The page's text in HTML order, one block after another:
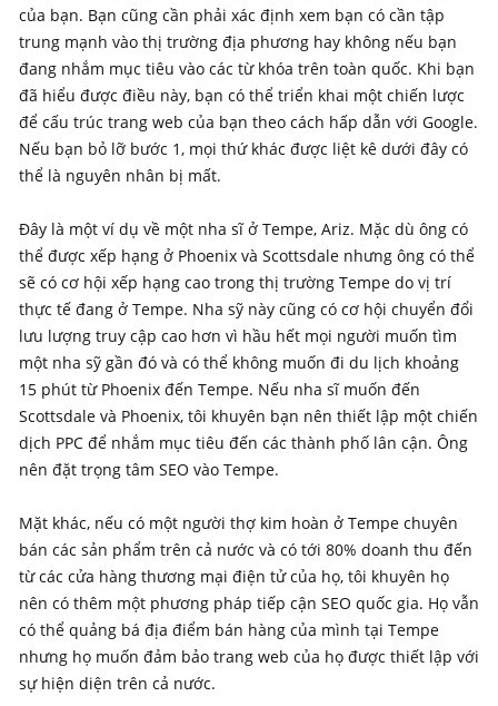
của bạn. Bạn cũng cần phải xác định xem bạn có cần tập
trung mạnh vào thị trường địa phương hay không nếu bạn
đang nhắm mục tiêu vào các từ khóa trên toàn quốc. Khi bạn
đã hiểu được điều này, bạn có thể triển khai một chiến lược
để cấu trúc trang web của bạn theo cách hấp dẫn với Google.
Nếu bạn bỏ lỡ bước 1, mọi thứ khác được liệt kê dưới đây có
thể là nguyên nhân bị mất.
Đây là một ví dụ về một nha sĩ ở Tempe, Ariz. Mặc dù ông có
thể được xếp hạng ở Phoenix và Scottsdale nhưng ông có thể
sẽ có cơ hội xếp hạng cao trong thị trường Tempe do vị trí
thực tế đang ở Tempe. Nha sỹ này cũng có cơ hội chuyển đổi
lưu lượng truy cập cao hơn vì hầu hết mọi người muốn tìm
một nha sỹ gần đó và có thể không muốn đi du lịch khoảng
15 phút từ Phoenix đến Tempe. Nếu nha sĩ muốn đến
Scottsdale và Phoenix, tôi khuyên bạn nên thiết lập một chiến
dịch PPC để nhắm mục tiêu đến các thành phố lân cận. Ông
nên đặt trọng tâm SEO vào Tempe.
Mặt khác, nếu có một người thợ kim hoàn ở Tempe chuyên
bán các sản phẩm trên cả nước và có tới 80% doanh thu đến
từ các cửa hàng thương mại điện tử của họ, tôi khuyên họ
nên có thêm một phương pháp tiếp cận SEO quốc gia. Họ vẫn
có thể quảng bá địa điểm bán hàng của mình tại Tempe
nhưng họ muốn đảm bảo trang web của họ được thiết lập với
sự hiện diện trên cả nước.